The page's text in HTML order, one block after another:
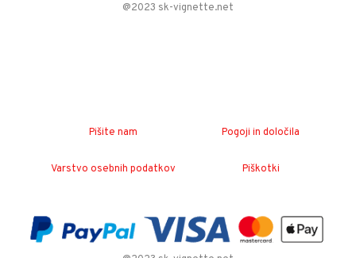
@2023 sk-vignette.net
Pišite nam Pogoji in določila
Varstvo osebnih podatkov Piškotki